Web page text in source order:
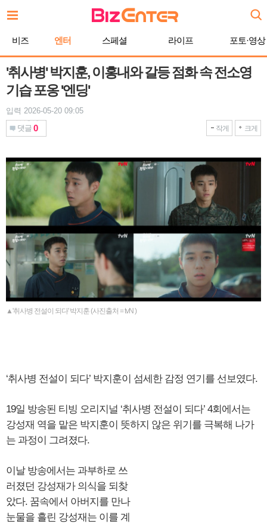
문
비즈 엔터 스페셜 라이프 포토·영상
'취사병' 박지훈, 이홍내와 갈등 점화 속 전소영
기습 포옹 '엔딩'
입력 2026-05-20 09:05
댓글 0 작게 크게
▲'취사병 전설이 되다' 박지훈 (사진출처 = tvN )
‘취사병 전설이 되다’ 박지훈이 섬세한 감정 연기를 선보였다.
19일 방송된 티빙 오리지널 ‘취사병 전설이 되다’ 4회에서는
강성재 역을 맡은 박지훈이 뜻하지 않은 위기를 극복해 나가
는 과정이 그려졌다.
이날 방송에서는 과부하로 쓰
러졌던 강성재가 의식을 되찾
았다. 꿈속에서 아버지를 만나
눈물을 흘린 강성재는 이를 계